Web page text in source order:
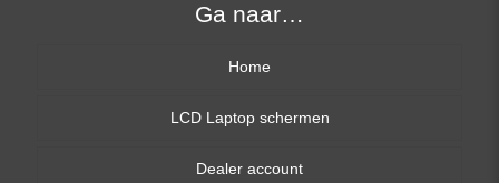
Ga naar…
Home
LCD Laptop schermen
13,3 inch
Dealer account